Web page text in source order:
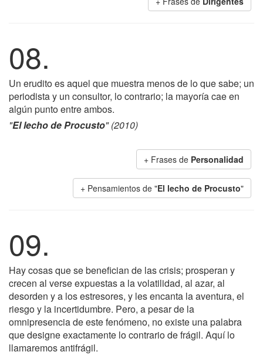
08.
Un erudito es aquel que muestra menos de lo que sabe; un
periodista y un consultor, lo contrario; la mayoría cae en
algún punto entre ambos.
"El lecho de Procusto" (2010)
+ Frases de Personalidad
+ Pensamientos de "El lecho de Procusto"
09.
Hay cosas que se benefician de las crisis; prosperan y
crecen al verse expuestas a la volatilidad, al azar, al
desorden y a los estresores, y les encanta la aventura, el
riesgo y la incertidumbre. Pero, a pesar de la
omnipresencia de este fenómeno, no existe una palabra
que designe exactamente lo contrario de frágil. Aquí lo
llamaremos antifrágil.